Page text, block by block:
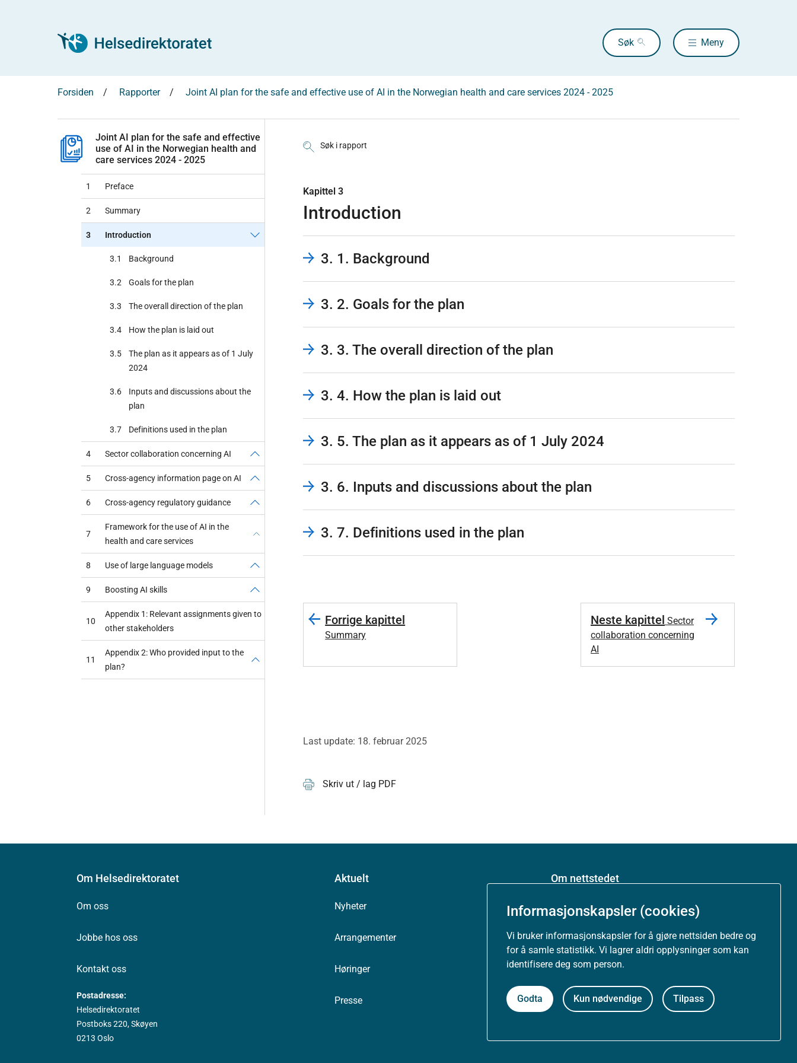
Informasjonskapsler (cookies)
Vi bruker informasjonskapsler for å gjøre nettsiden bedre og
for å samle statistikk. Vi lagrer aldri opplysninger som kan
identifisere deg som person.
Godta Kun nødvendige Tilpass
Søk Meny
Forsiden Rapporter Joint AI plan for the safe and effective use of AI in the Norwegian health and care services 2024 - 2025
Joint AI plan for the safe and effective
use of AI in the Norwegian health and
care services 2024 - 2025
1 Preface
2 Summary
3 Introduction
3.1 Background
3.2 Goals for the plan
3.3 The overall direction of the plan
3.4 How the plan is laid out
3.5
The plan as it appears as of 1 July
2024
3.6
Inputs and discussions about the
plan
3.7 Definitions used in the plan
4 Sector collaboration concerning AI
5 Cross-agency information page on AI
6 Cross-agency regulatory guidance
7
Framework for the use of AI in the
health and care services
8 Use of large language models
9 Boosting AI skills
10
Appendix 1: Relevant assignments given to
other stakeholders
11
Appendix 2: Who provided input to the
plan?
Søk i rapport
Kapittel 3
Introduction
3. 1. Background
3. 2. Goals for the plan
3. 3. The overall direction of the plan
3. 4. How the plan is laid out
3. 5. The plan as it appears as of 1 July 2024
3. 6. Inputs and discussions about the plan
3. 7. Definitions used in the plan
Forrige kapittel
Summary
Neste kapittel Sector
collaboration concerning
AI
Last update: 18. februar 2025
Skriv ut / lag PDF
Om Helsedirektoratet
Om oss
Jobbe hos oss
Kontakt oss
Postadresse:
Helsedirektoratet
Postboks 220, Skøyen
0213 Oslo
Aktuelt
Nyheter
Arrangementer
Høringer
Presse
Om nettstedet
Personvernerklæring
Tilgjengelighetserklæring (uustatus.no)
Besøksstatistikk og informasjonskapsler
Nyhetsvarsel og abonnement